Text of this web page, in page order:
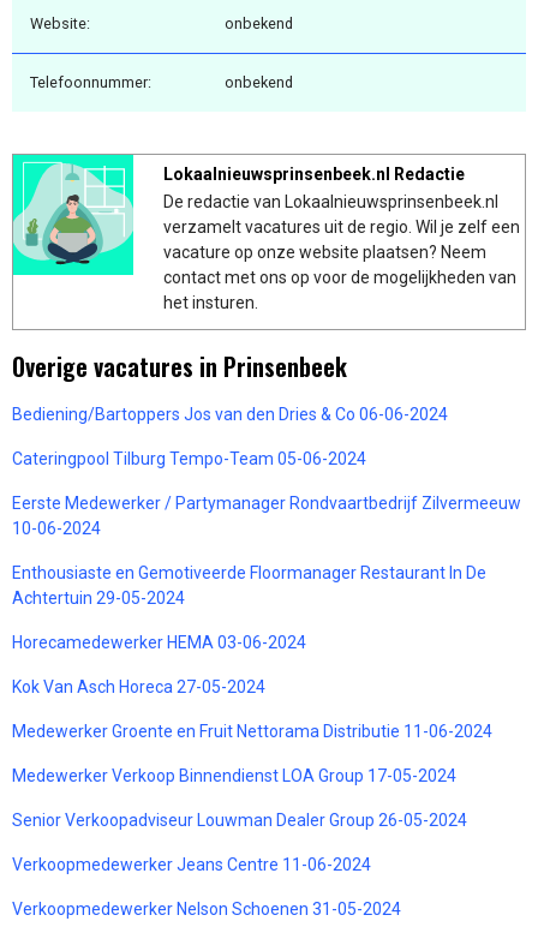
Website: onbekend
Telefoonnummer: onbekend
Lokaalnieuwsprinsenbeek.nl Redactie
De redactie van Lokaalnieuwsprinsenbeek.nl
verzamelt vacatures uit de regio. Wil je zelf een
vacature op onze website plaatsen? Neem
contact met ons op voor de mogelijkheden van
het insturen.
Overige vacatures in Prinsenbeek
Bediening/Bartoppers Jos van den Dries & Co 06-06-2024
Cateringpool Tilburg Tempo-Team 05-06-2024
Eerste Medewerker / Partymanager Rondvaartbedrijf Zilvermeeuw
10-06-2024
Enthousiaste en Gemotiveerde Floormanager Restaurant In De
Achtertuin 29-05-2024
Horecamedewerker HEMA 03-06-2024
Kok Van Asch Horeca 27-05-2024
Medewerker Groente en Fruit Nettorama Distributie 11-06-2024
Medewerker Verkoop Binnendienst LOA Group 17-05-2024
Senior Verkoopadviseur Louwman Dealer Group 26-05-2024
Verkoopmedewerker Jeans Centre 11-06-2024
Verkoopmedewerker Nelson Schoenen 31-05-2024